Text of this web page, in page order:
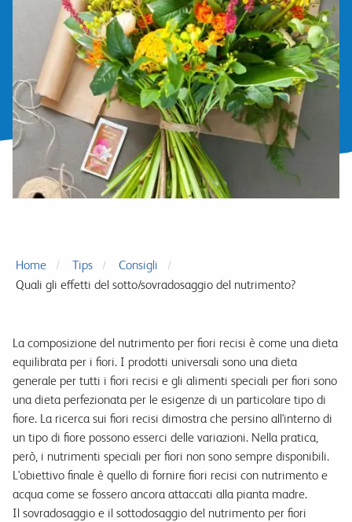
Home Tips
Consigli
Quali gli effetti del sotto/sovradosaggio del nutrimento?
La composizione del nutrimento per fiori recisi è come una dieta
equilibrata per i fiori. I prodotti universali sono una dieta
generale per tutti i fiori recisi e gli alimenti speciali per fiori sono
una dieta perfezionata per le esigenze di un particolare tipo di
fiore. La ricerca sui fiori recisi dimostra che persino all'interno di
un tipo di fiore possono esserci delle variazioni. Nella pratica,
però, i nutrimenti speciali per fiori non sono sempre disponibili.
L'obiettivo finale è quello di fornire fiori recisi con nutrimento e
acqua come se fossero ancora attaccati alla pianta madre.
Il sovradosaggio e il sottodosaggio del nutrimento per fiori